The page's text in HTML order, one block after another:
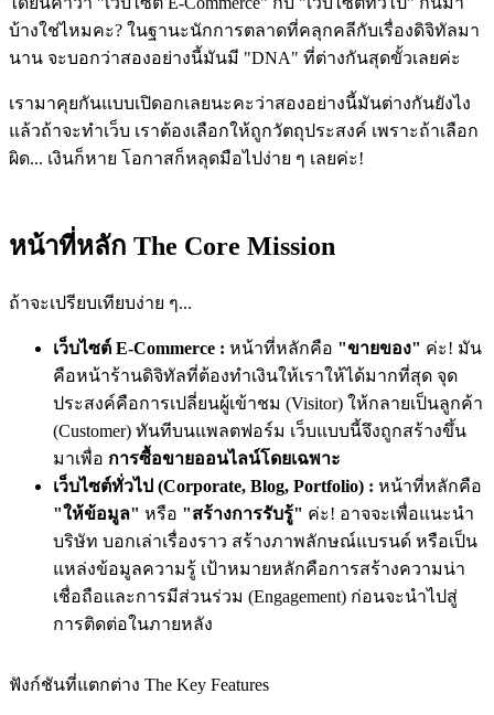
บ้างใช่ไหมคะ? ในฐานะนักการตลาดที่คลุกคลีกับเรื่องดิจิทัลมา
นาน จะบอกว่าสองอย่างนี้มันมี "DNA" ที่ต่างกันสุดขั้วเลยค่ะ
เรามาคุยกันแบบเปิดอกเลยนะคะว่าสองอย่างนี้มันต่างกันยังไง
แล้วถ้าจะทำเว็บ เราต้องเลือกให้ถูกวัตถุประสงค์ เพราะถ้าเลือก
ผิด... เงินก็หาย โอกาสก็หลุดมือไปง่าย ๆ เลยค่ะ!
หน้าที่หลัก The Core Mission
ถ้าจะเปรียบเทียบง่าย ๆ...
เว็บไซต์ E-Commerce : หน้าที่หลักคือ "ขายของ" ค่ะ! มัน
คือหน้าร้านดิจิทัลที่ต้องทำเงินให้เราให้ได้มากที่สุด จุด
ประสงค์คือการเปลี่ยนผู้เข้าชม (Visitor) ให้กลายเป็นลูกค้า
(Customer) ทันทีบนแพลตฟอร์ม เว็บแบบนี้จึงถูกสร้างขึ้น
มาเพื่อ การซื้อขายออนไลน์โดยเฉพาะ
เว็บไซต์ทั่วไป (Corporate, Blog, Portfolio) : หน้าที่หลักคือ
"ให้ข้อมูล" หรือ "สร้างการรับรู้" ค่ะ! อาจจะเพื่อแนะนำ
บริษัท บอกเล่าเรื่องราว สร้างภาพลักษณ์แบรนด์ หรือเป็น
แหล่งข้อมูลความรู้ เป้าหมายหลักคือการสร้างความน่า
เชื่อถือและการมีส่วนร่วม (Engagement) ก่อนจะนำไปสู่
การติดต่อในภายหลัง
ฟังก์ชันที่แตกต่าง The Key Features